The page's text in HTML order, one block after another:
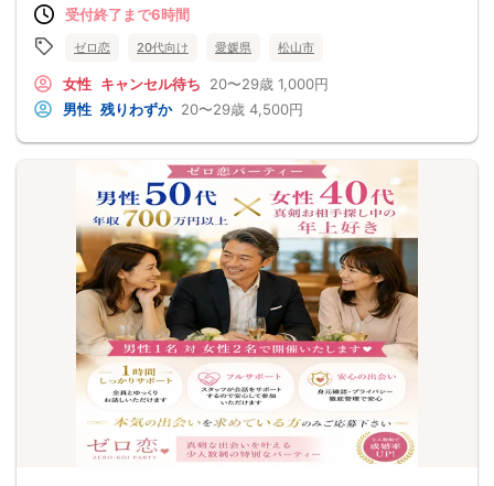
受付終了まで6時間
ゼロ恋 20代向け 愛媛県 松山市
女性 キャンセル待ち 20〜29歳 1,000円
男性 残りわずか 20〜29歳 4,500円